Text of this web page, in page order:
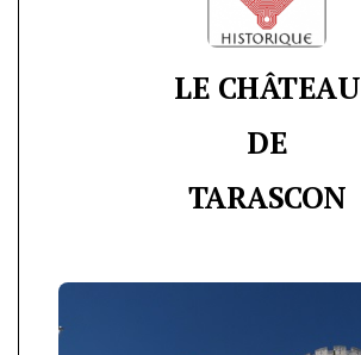
LE CHÂTEAU
DE
TARASCON